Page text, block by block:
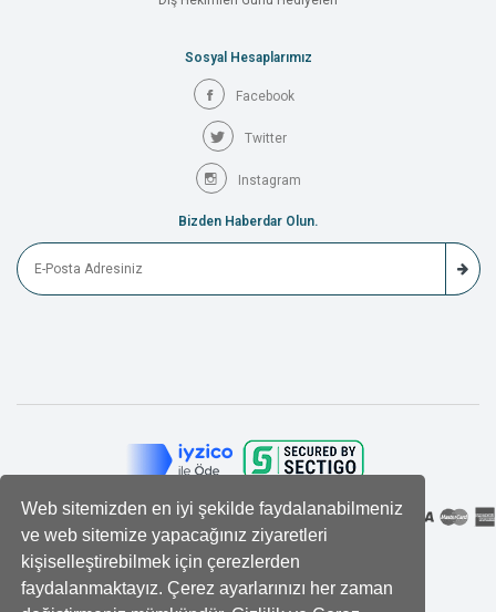
Web sitemizden en iyi şekilde faydalanabilmeniz
ve web sitemize yapacağınız ziyaretleri
kişiselleştirebilmek için çerezlerden
faydalanmaktayız. Çerez ayarlarınızı her zaman
Sosyal Hesaplarımız
Facebook
Twitter
Instagram
Bizden Haberdar Olun.